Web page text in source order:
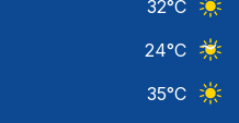
32°C
24°C
35°C